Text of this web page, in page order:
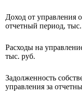
Доход от управления
отчетный период,
Расходы на
тыс. руб.
Задолженность
управления за